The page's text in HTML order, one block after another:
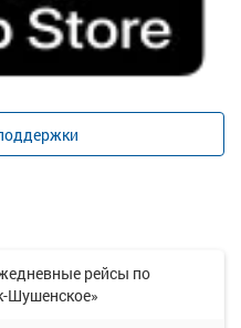
рейсы по
Шушенское»